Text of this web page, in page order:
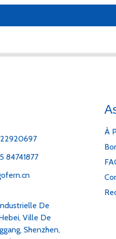
84741877
De
Ville De
Shenzhen,
À